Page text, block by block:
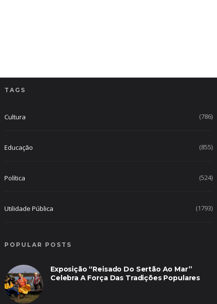
TAGS
Cultura (786)
Educação (855)
Política (524)
Utilidade Pública (1793)
POPULAR POSTS
Exposição “Reisado Do Sertão Ao Mar”
Celebra A Força Das Tradições Populares